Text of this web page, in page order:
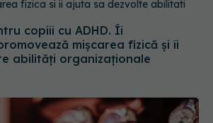
copiii cu ADHD. Îi
mișcarea fizică și îi
abilități organizaționale